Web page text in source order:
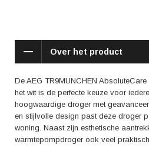
droger zeer energiezuinig met een
voetafdruk.
Deze warmtepompdroger wordt ook
gebruikers. In verschillende reviews
en de gebruiksvriendelijkheid van het
wordt het droogresultaat als uitstekend
Over het product
De AEG TR9MUNCHEN
het wit is de perfecte keuze voor
hoogwaardige droger met
en stijlvolle design past deze droger
woning. Naast zijn esthetische
warmtepompdroger ook veel